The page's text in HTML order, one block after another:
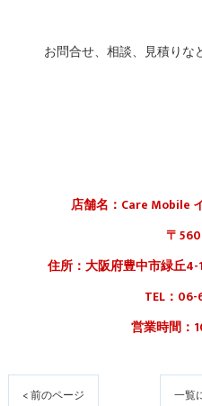
お問合せ、相談、見積りな
店舗名：Care Mobile
〒
住所：大阪府豊中市緑丘
TEL：
営業時間：
< 前のページ 一覧